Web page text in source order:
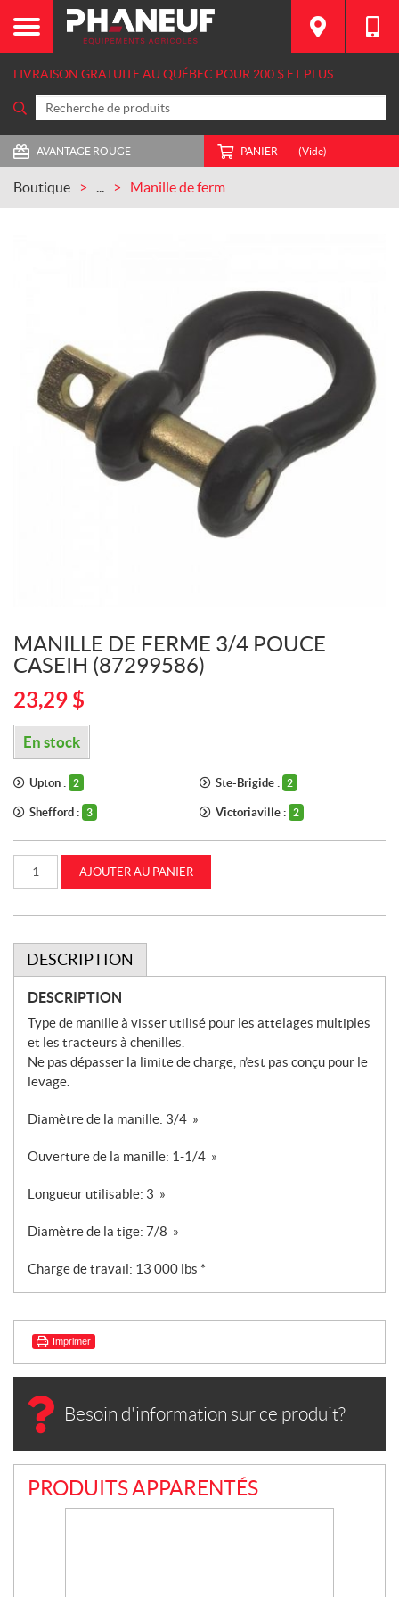
LIVRAISON GRATUITE AU QUÉBEC POUR 200 $ ET PLUS
AVANTAGE ROUGE PANIER (Vide)
Boutique ...
MANILLE DE FERME 3/4 POUCE
CASEIH (87299586)
23,29 $
En stock
Upton : 2 Ste-Brigide : 2
Shefford : 3 Victoriaville : 2
Manille
ferme
pouce
CASEIH
(87299586)
AJOUTER AU PANIER
DESCRIPTION
DESCRIPTION
Type de manille à visser utilisé pour les attelages multiples
et les tracteurs à chenilles.
Ne pas dépasser la limite de charge, n’est pas conçu pour le
levage.
Diamètre de la manille: 3/4 »
Ouverture de la manille: 1-1/4 »
Longueur utilisable: 3 »
Diamètre de la tige: 7/8 »
Charge de travail: 13 000 lbs *
Imprimer
Besoin d'information sur ce produit?
PRODUITS APPARENTÉS